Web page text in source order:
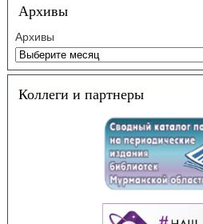
Архивы
Архивы
Коллеги и партнеры